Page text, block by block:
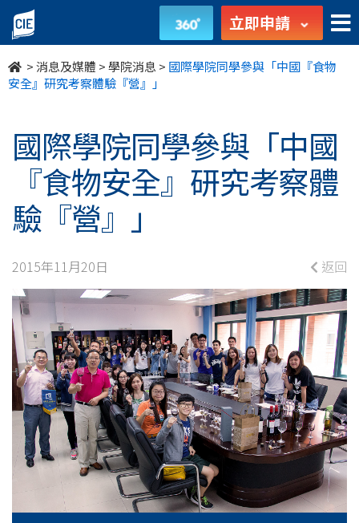
國
際
學
同
參
與
「中
國
『食
物
安
全』
立即申請
>消息及媒體 >學院消息 > 國際學院同學參與「中國『食物
安全』研究考察體驗『營』」
國際學院同學參與「中國
『食物安全』研究考察體
驗『營』」
2015年11月20日 返回